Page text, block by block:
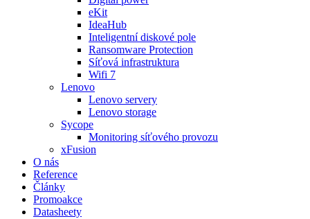
eKit
IdeaHub
Inteligentní diskové pole
Ransomware Protection
Síťová infrastruktura
Wifi 7
Lenovo
Lenovo servery
Lenovo storage
Sycope
Monitoring síťového provozu
xFusion
O nás
Reference
Články
Promoakce
Datasheety